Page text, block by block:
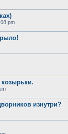
pm
изнутри?